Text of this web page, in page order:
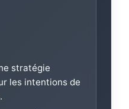
stratégie
les intentions de
.